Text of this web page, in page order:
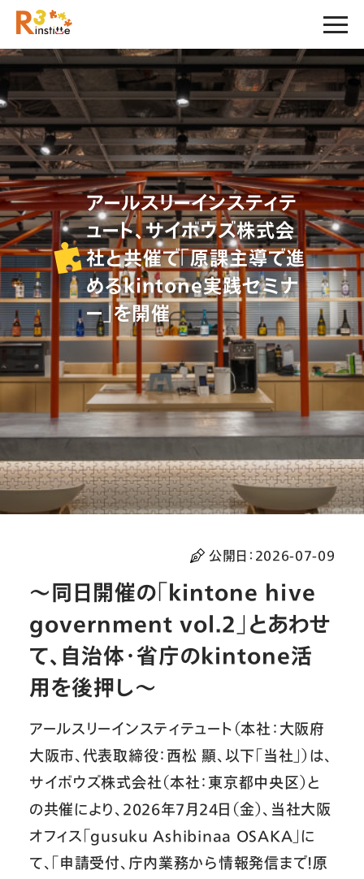
アールスリーインスティテ
ュート、サイボウズ株式会
社と共催で「原課主導で進
めるkintone実践セミナ
ー」を開催
公開日： 2026-07-09
～同日開催の「kintone hive
government vol.2」とあわせ
て、自治体・省庁のkintone活
用を後押し～
アールスリーインスティテュート（本社：大阪府
大阪市、代表取締役：西松 顯、以下「当社」）は、
サイボウズ株式会社（本社：東京都中央区）と
の共催により、2026年7月24日（金）、当社大阪
オフィス「gusuku Ashibinaa OSAKA」に
て、「申請受付、庁内業務から情報発信まで！原